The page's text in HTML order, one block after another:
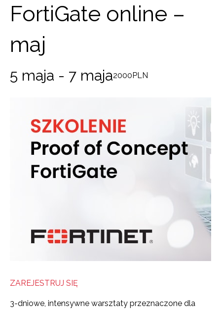
FortiGate online –
maj
5 maja - 7 maja2000PLN
ZAREJESTRUJ SIĘ
3-dniowe, intensywne warsztaty przeznaczone dla